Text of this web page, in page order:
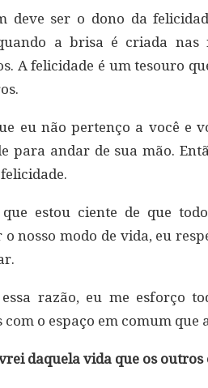
deve ser o dono da
a brisa é criada nas
A felicidade é um tesouro
eu não pertenço a você e
para andar de sua mão.
que estou ciente de que
o nosso modo de vida, eu
razão, eu me esforço
com o espaço em comum
daquela vida que os